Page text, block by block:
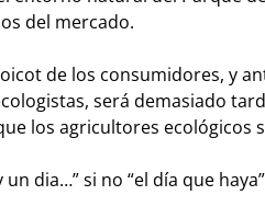
del mercado.
de los consumidores, y
será demasiado
los agricultores ecológicos
un dia…” si no “el día que